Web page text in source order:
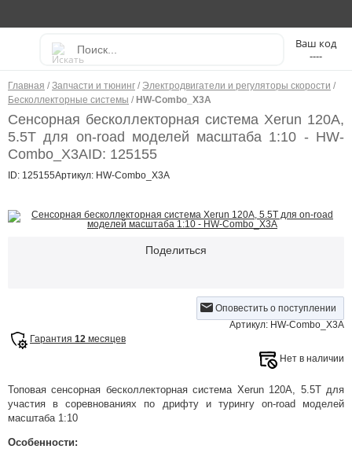
----
Главная / Запчасти и тюнинг / Электродвигатели и регуляторы скорости /
Бесколлекторные системы / HW-Combo_X3A
Сенсорная бесколлекторная система Xerun 120A,
5.5T для on-road моделей масштаба 1:10 - HW-
Combo_X3AID: 125155
ID: 125155Артикул: HW-Combo_X3A
Поделиться
Оповестить о поступлении
Артикул: HW-Combo_X3A
Гарантия 12 месяцев
Нет в наличии
Топовая сенсорная бесколлекторная система Xerun 120A, 5.5T для
участия в соревнованиях по дрифту и турингу on-road моделей
масштаба 1:10
Особенности: